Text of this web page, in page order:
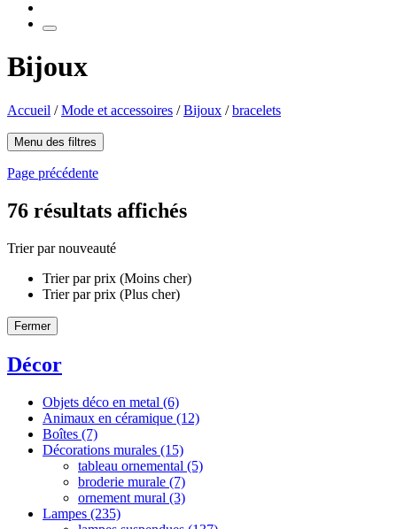
Bijoux
Accueil /Mode et accessoires /Bijoux /bracelets
Menu des filtres
Page précédente
76 résultats affichés
Trier par nouveauté
Trier par prix (Moins cher)
Trier par prix (Plus cher)
Fermer
Décor
Objets déco en metal (6)
Animaux en céramique (12)
Boîtes (7)
Décorations murales (15)
tableau ornemental (5)
broderie murale (7)
ornement mural (3)
Lampes (235)